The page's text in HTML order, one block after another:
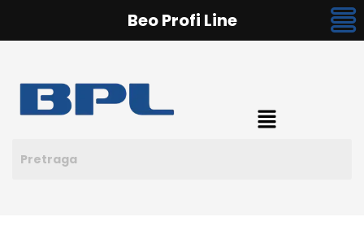
Beo Profi Line